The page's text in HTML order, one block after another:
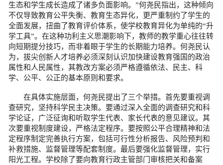
生态和学生成长造成了诸多负面影响。”何尧民指出，这种倾向
不仅导致教育公平失衡、教育生态异化，更严重制约了学生的
全面发展，扭曲了教育评价体系，使学校教育异化为单纯的“升
学工具”。在这种功利主义思潮影响下，教师的教学重心往往转
向短期提分技巧，而非着眼于学生的长期能力培养。何尧民认
为，拔尖创新人才培养必须深刻认识加快建设教育强国的政治
属性和人民属性，其教改方案必须严格遵循依法、民主、科
学、公平、公正的基本原则和要求。
在具体实施层面，何尧民提出了三个举措。首先要重视调
查研究，坚持科学民主决策。要通过深入全面的调查研究和科
学论证，广泛征询和听取学生代表、家长代表的意见建议。其
次要重视制度建设，严格法定程序。要按照公平合理精神和法
定程序制定完善执行方案，包括可行性分析报告、风险预判和
补救措施、监督管理等配套制度。最后要强化监督管理，实行
阳光工程。学校除了要向教育行政主管部门审核把关和备案